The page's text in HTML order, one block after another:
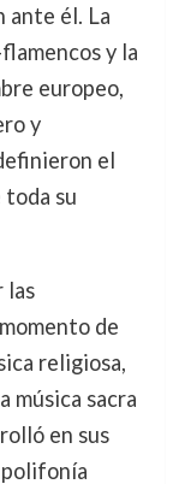
ante él. La
y la
europeo,
y
el
su
las
de
religiosa,
música sacra
en sus